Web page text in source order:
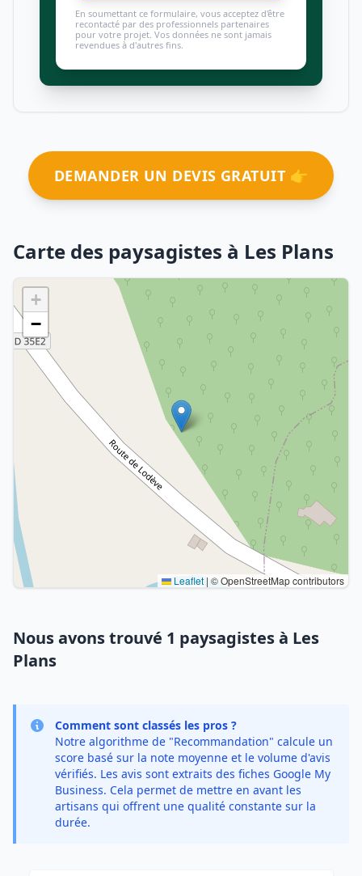
En soumettant ce formulaire, vous acceptez d'être
recontacté par des professionnels partenaires
pour votre projet. Vos données ne sont jamais
revendues à d'autres fins.
DEMANDER UN DEVIS GRATUIT 👉
Carte des paysagistes à Les Plans
+
−
Leaflet | © OpenStreetMap contributors
Nous avons trouvé 1 paysagistes à Les
Plans
Comment sont classés les pros ?
Notre algorithme de "Recommandation" calcule un
score basé sur la note moyenne et le volume d'avis
vérifiés. Les avis sont extraits des fiches Google My
Business. Cela permet de mettre en avant les
artisans qui offrent une qualité constante sur la
durée.